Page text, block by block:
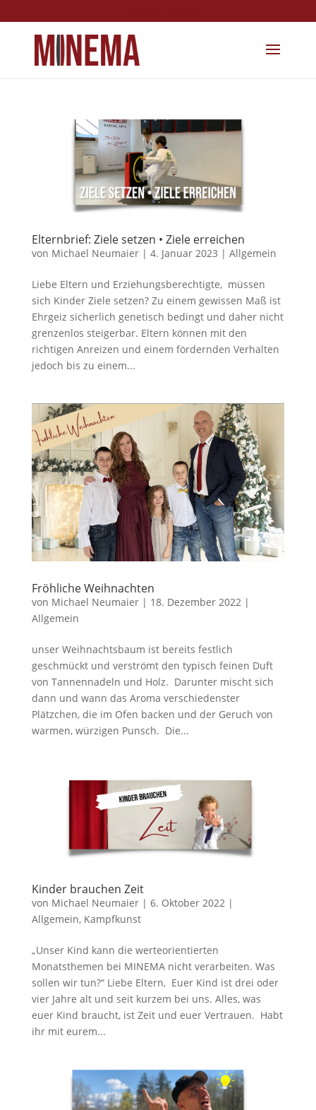
Elternbrief: Ziele setzen • Ziele erreichen
von Michael Neumaier| 4. Januar 2023 | Allgemein
Liebe Eltern und Erziehungsberechtigte, müssen
sich Kinder Ziele setzen? Zu einem gewissen Maß ist
Ehrgeiz sicherlich genetisch bedingt und daher nicht
grenzenlos steigerbar. Eltern können mit den
richtigen Anreizen und einem fördernden Verhalten
jedoch bis zu einem...
Fröhliche Weihnachten
von Michael Neumaier| 18. Dezember 2022 |
Allgemein
unser Weihnachtsbaum ist bereits festlich
geschmückt und verströmt den typisch feinen Duft
von Tannennadeln und Holz. Darunter mischt sich
dann und wann das Aroma verschiedenster
Plätzchen, die im Ofen backen und der Geruch von
warmen, würzigen Punsch. Die...
Kinder brauchen Zeit
von Michael Neumaier| 6. Oktober 2022|
Allgemein, Kampfkunst
„Unser Kind kann die werteorientierten
Monatsthemen bei MINEMA nicht verarbeiten. Was
sollen wir tun?“ Liebe Eltern, Euer Kind ist drei oder
vier Jahre alt und seit kurzem bei uns. Alles, was
euer Kind braucht, ist Zeit und euer Vertrauen. Habt
ihr mit eurem...